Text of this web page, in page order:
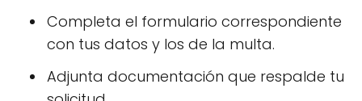
Completa el formulario correspondiente
con tus datos y los de la multa.
Adjunta documentación que respalde tu